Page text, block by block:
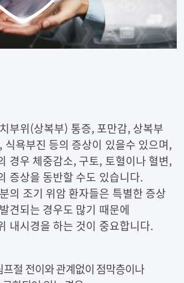
부위(상복부) 통증, 포만감, 상복부
식욕부진 등의 증상이 있을수 있으며,
경우 체중감소, 구토, 토혈이나 혈변,
증상을 동반할 수도 있습니다.
의 조기 위암 환자들은 특별한 증상
견되는 경우도 많기 때문에
내시경을 하는 것이 중요합니다.
프절 전이와 관계없이 점막층이나